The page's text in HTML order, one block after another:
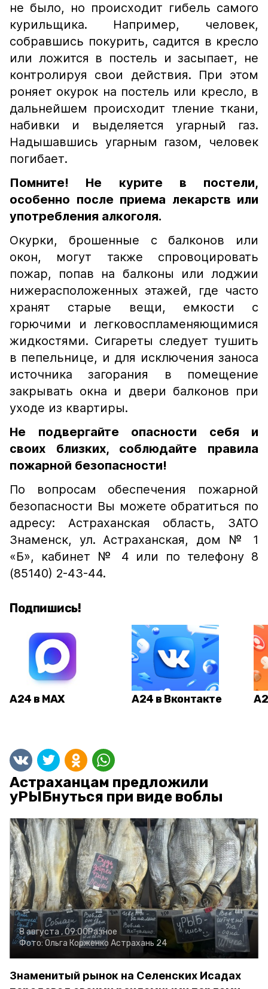
не было, но происходит гибель самого
курильщика. Например, человек,
собравшись покурить, садится в кресло
или ложится в постель и засыпает, не
контролируя свои действия. При этом
роняет окурок на постель или кресло, в
дальнейшем происходит тление ткани,
набивки и выделяется угарный газ.
Надышавшись угарным газом, человек
погибает.
Помните! Не курите в постели,
особенно после приема лекарств или
употребления алкоголя.
Окурки, брошенные с балконов или
окон, могут также спровоцировать
пожар, попав на балконы или лоджии
нижерасположенных этажей, где часто
хранят старые вещи, емкости с
горючими и легковоспламеняющимися
жидкостями. Сигареты следует тушить
в пепельнице, и для исключения заноса
источника загорания в помещение
закрывать окна и двери балконов при
уходе из квартиры.
Не подвергайте опасности себя и
своих близких, соблюдайте правила
пожарной безопасности!
По вопросам обеспечения пожарной
безопасности Вы можете обратиться по
адресу: Астраханская область, ЗАТО
Знаменск, ул. Астраханская, дом № 1
«Б», кабинет № 4 или по телефону 8
(85140) 2-43-44.
Подпишись!
А24 в MAX А24 в Вконтакте
Астраханцам предложили
уРЫБнуться при виде воблы
8 августа , 09:00Разное
Фото: Ольга Корженко Астрахань 24
Знаменитый рынок на Селенских Исадах